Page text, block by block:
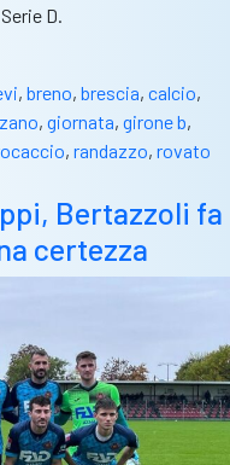
D.
, breno, brescia, calcio,
, giornata, girone b,
, randazzo, rovato
Bertazzoli fa
certezza